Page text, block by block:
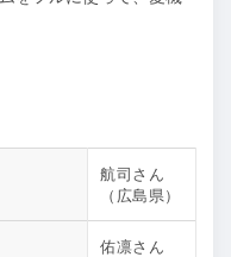
航司さん
（広島県）
佑凛さん